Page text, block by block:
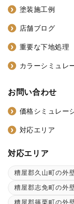
塗装施工例
店舗ブログ
重要な下地処理
カラーシミュレ
お問い合わせ
価格シミュレー
対応エリア
対応エリア
糟屋郡久山町の外
糟屋郡志免町の外
糟屋郡篠栗町の外